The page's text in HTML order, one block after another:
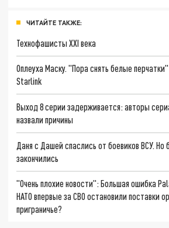
ЧИТАЙТЕ ТАКЖЕ:
Технофашисты XXI века
Оплеуха Маску. "Пора снять белые
Starlink
Выход 8 серии задерживается: авторы
назвали причины
Даня с Дашей спаслись от боевиков ВСУ.
закончились
"Очень плохие новости": Большая ошибка
НАТО впервые за СВО остановили поставки
приграничье?